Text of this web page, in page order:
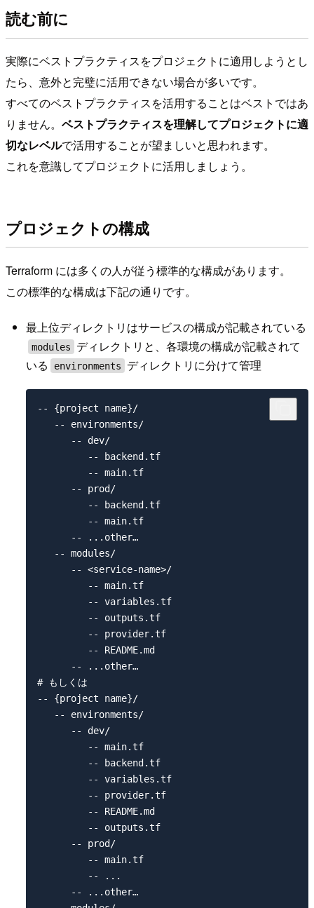
読む前に
実際にベストプラクティスをプロジェクトに適用しようとし
たら、意外と完璧に活用できない場合が多いです。
すべてのベストプラクティスを活用することはベストではあ
りません。 ベストプラクティスを理解してプロジェクトに適
切なレベルで活用することが望ましいと思われます。
これを意識してプロジェクトに活用しましょう。
プロジェクトの構成
Terraform には多くの人が従う標準的な構成があります。
この標準的な構成は下記の通りです。
最上位ディレクトリはサービスの構成が記載されている
modules
ディレクトリと、各環境の構成が記載されて
いる
environments ディレクトリに分けて管理
-- {project name}/
   -- environments/
      -- dev/
         -- backend.tf
         -- main.tf
      -- prod/
         -- backend.tf
         -- main.tf
      -- ...other…
   -- modules/
      -- <service-name>/
         -- main.tf
         -- variables.tf
         -- outputs.tf
         -- provider.tf
         -- README.md
      -- ...other…
# もしくは
-- {project name}/
   -- environments/
      -- dev/
         -- main.tf
         -- backend.tf
         -- variables.tf
         -- provider.tf
         -- README.md
         -- outputs.tf
      -- prod/
         -- main.tf
         -- ...
      -- ...other…